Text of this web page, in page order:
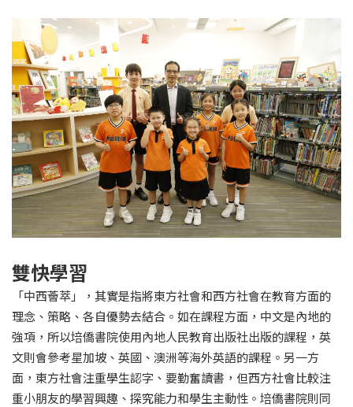
雙快學習
「中西薈萃」，其實是指將東方社會和西方社會在教育方面的
理念、策略、各自優勢去結合。如在課程方面，中文是內地的
強項，所以培僑書院使用內地人民教育出版社出版的課程，英
文則會參考星加坡、英國、澳洲等海外英語的課程。另一方
面，東方社會注重學生認字、要勤奮讀書，但西方社會比較注
重小朋友的學習興趣、探究能力和學生主動性。培僑書院則同